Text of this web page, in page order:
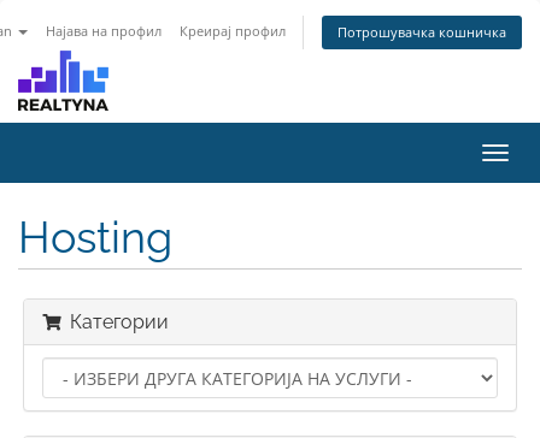
Најава на профил Креирај профил Потрошувачка кошничка
Hosting
Категории